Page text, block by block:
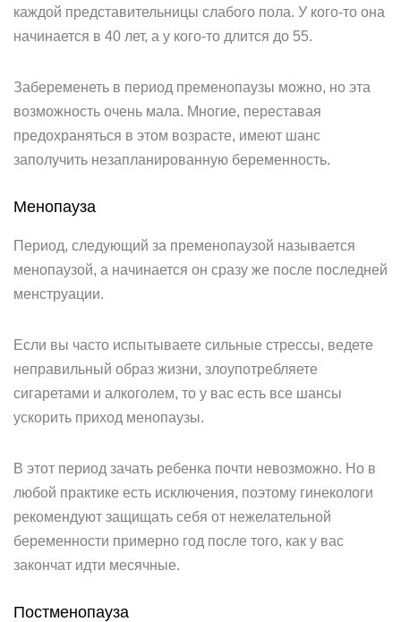
каждой представительницы слабого пола. У кого-то она
начинается в 40 лет, а у кого-то длится до 55.
Забеременеть в период пременопаузы можно, но эта
возможность очень мала. Многие, переставая
предохраняться в этом возрасте, имеют шанс
заполучить незапланированную беременность.
Менопауза
Период, следующий за пременопаузой называется
менопаузой, а начинается он сразу же после последней
менструации.
Если вы часто испытываете сильные стрессы, ведете
неправильный образ жизни, злоупотребляете
сигаретами и алкоголем, то у вас есть все шансы
ускорить приход менопаузы.
В этот период зачать ребенка почти невозможно. Но в
любой практике есть исключения, поэтому гинекологи
рекомендуют защищать себя от нежелательной
беременности примерно год после того, как у вас
закончат идти месячные.
Постменопауза